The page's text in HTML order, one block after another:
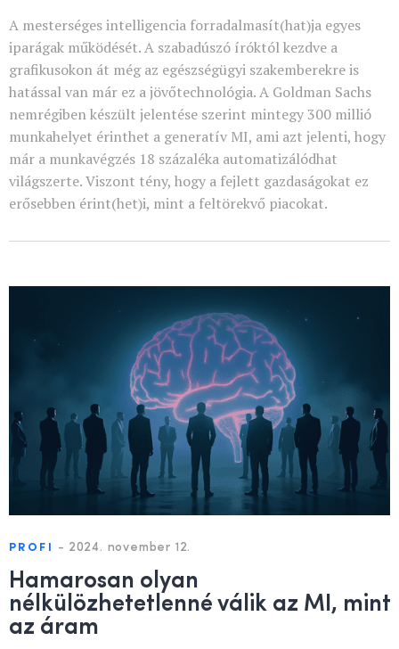
A mesterséges intelligencia forradalmasít(hat)ja egyes
iparágak működését. A szabadúszó íróktól kezdve a
grafikusokon át még az egészségügyi szakemberekre is
hatással van már ez a jövőtechnológia. A Goldman Sachs
nemrégiben készült jelentése szerint mintegy 300 millió
munkahelyet érinthet a generatív MI, ami azt jelenti, hogy
már a munkavégzés 18 százaléka automatizálódhat
világszerte. Viszont tény, hogy a fejlett gazdaságokat ez
erősebben érint(het)i, mint a feltörekvő piacokat.
PROFI - 2024. november 12.
Hamarosan olyan
nélkülözhetetlenné válik az MI, mint
az áram